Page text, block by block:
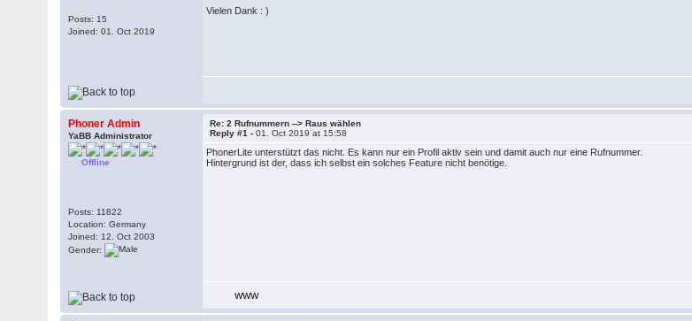
Posts: 15
Joined: 01. Oct 2019
Vielen Dank : )
Phoner Admin
YaBB Administrator
Offline
Posts: 11822
Location: Germany
Joined: 12. Oct 2003
Gender:
Re: 2 Rufnummern --> Raus wählen
Reply #1 -01. Oct 2019 at 15:58
PhonerLite unterstützt das nicht. Es kann nur ein Profil aktiv sein und damit auch nur eine Rufnummer.
Hintergrund ist der, dass ich selbst ein solches Feature nicht benötige.
WWW